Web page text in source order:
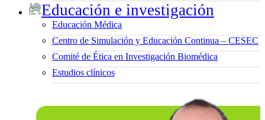
Educación e investigación
Educación Médica
Centro de Simulación y Educación Continua – CESEC
Comité de Ética en Investigación Biomédica
Estudios clínicos